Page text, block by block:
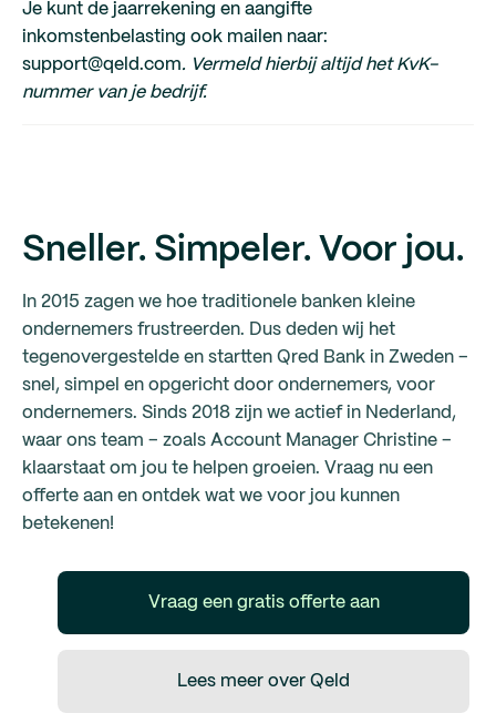
Je kunt de jaarrekening en aangifte
inkomstenbelasting ook mailen naar:
support@qeld.com. Vermeld hierbij altijd het KvK-
nummer van je bedrijf.
Sneller. Simpeler. Voor jou.
In 2015 zagen we hoe traditionele banken kleine
ondernemers frustreerden. Dus deden wij het
tegenovergestelde en startten Qred Bank in Zweden –
snel, simpel en opgericht door ondernemers, voor
ondernemers. Sinds 2018 zijn we actief in Nederland,
waar ons team – zoals Account Manager Christine –
klaarstaat om jou te helpen groeien. Vraag nu een
offerte aan en ontdek wat we voor jou kunnen
betekenen!
Vraag een gratis offerte aan
Lees meer over Qeld